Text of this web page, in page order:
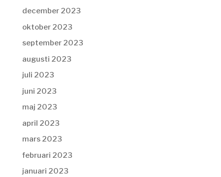
december 2023
oktober 2023
september 2023
augusti 2023
juli 2023
juni 2023
maj 2023
april 2023
mars 2023
februari 2023
januari 2023